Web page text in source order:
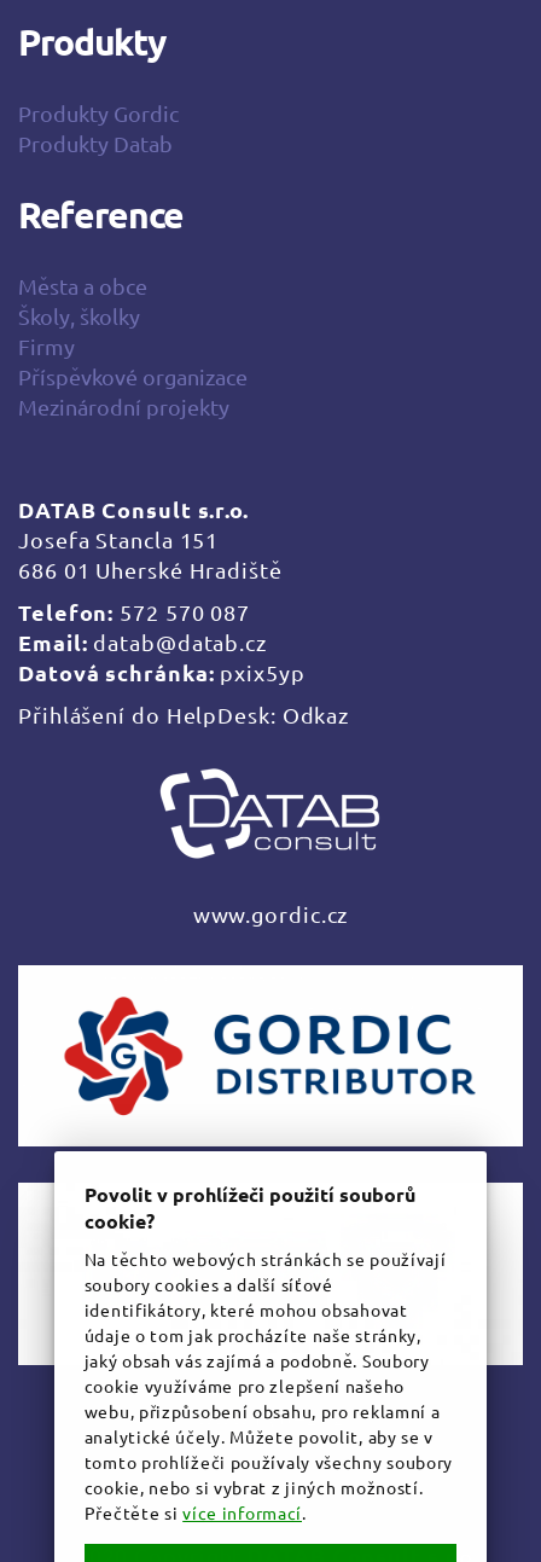
Povolit v prohlížeči použití souborů
cookie?
Na těchto webových stránkách se používají
soubory cookies a další síťové
identifikátory, které mohou obsahovat
údaje o tom jak procházíte naše stránky,
jaký obsah vás zajímá a podobně. Soubory
cookie využíváme pro zlepšení našeho
webu, přizpůsobení obsahu, pro reklamní a
analytické účely. Můžete povolit, aby se v
tomto prohlížeči používaly všechny soubory
cookie, nebo si vybrat z jiných možností.
Přečtěte sivíce informací.
Produkty
Produkty Gordic
Produkty Datab
Reference
Města a obce
Školy, školky
Firmy
Příspěvkové organizace
Mezinárodní projekty
DATAB Consult s.r.o.
Josefa Stancla 151
686 01 Uherské Hradiště
Telefon: 572 570 087
Email: datab@datab.cz
Datová schránka: pxix5yp
Přihlášení do HelpDesk: Odkaz
www.gordic.cz
www.kybez.cz